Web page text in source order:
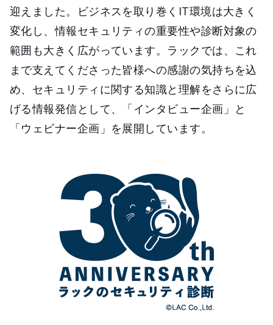
迎えました。ビジネスを取り巻くIT環境は大きく
変化し、情報セキュリティの重要性や診断対象の
範囲も大きく広がっています。ラックでは、これ
まで支えてくださった皆様への感謝の気持ちを込
め、セキュリティに関する知識と理解をさらに広
げる情報発信として、「インタビュー企画」と
「ウェビナー企画」を展開しています。